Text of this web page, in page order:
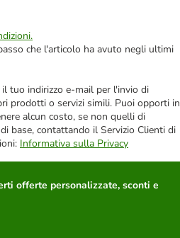
che l'articolo ha avuto negli ultimi
tuo indirizzo e-mail per l'invio di
prodotti o servizi simili. Puoi opporti in
alcun costo, se non quelli di
base, contattando il Servizio Clienti di
Informativa sulla Privacy
offerte personalizzate, sconti e